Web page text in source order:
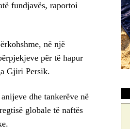
fundjavës, raportoi
në një
për të hapur
Gjiri Persik.
dhe tankerëve në
globale të naftës